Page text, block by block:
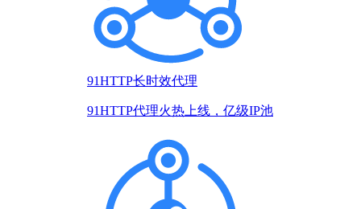
91HTTP长时效代理
91HTTP代理火热上线，亿级IP池